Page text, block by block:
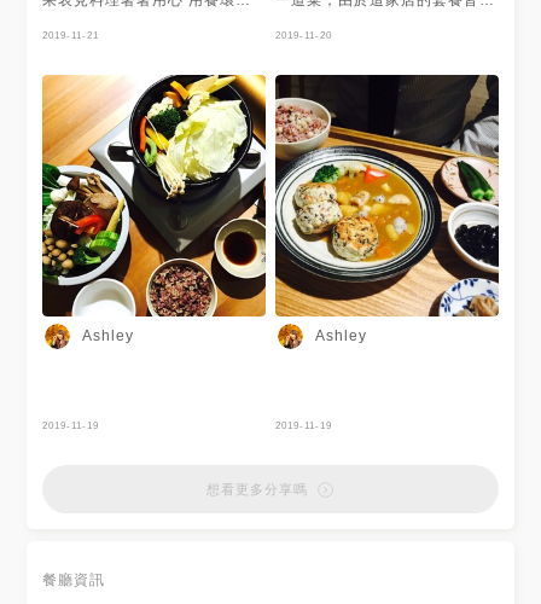
材部分 玉米筍 黎麥 秋葵 菇類
2019-11-21
單點菜區，生菜、鴻禧菇、番
又不失輕盈的口感，天熱保有營
養的好選擇！ // 日式煎餃給我
的感覺，有點像是淡水阿給的概
念，或是水煎包的菜包，裡面包
有冬粉、豆皮、木耳、豆腐、蔬
菜，使用日式煎法，底酥到焦
脆，表皮是濕潤又有韌性的，每
咬一口都有種鬆脆的感覺，內餡
是有收汁的炒冬粉(❁´ω`❁) 點
煎餃會附一碗湯，是蕃茄青菜豆
腐湯，是熬透的高麗菜，清淡美
味，沒有多餘的調味，順口不重
口味。 // 飛龍頭就是豆腐漢堡
排的概念，什麼是飛龍頭呢？就
是稱作這道料理的由來，據說是
覺「有在吃肉」的口感，它又名
吧😂（這典故蠻有趣的） - 單點
2019-11-20
Ashley
2019-11-19
Ashley
2019-11-19
想看更多分享嗎
餐廳資訊